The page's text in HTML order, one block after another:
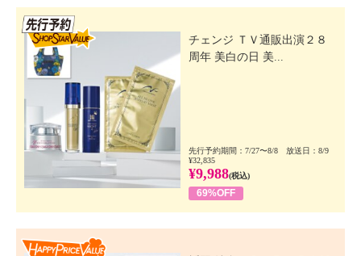
チェンジ ＴＶ通販出演２８
周年 美白の日 美...
先行予約期間：7/27〜8/8 放送日：8/9
¥32,835
¥9,988(税込)
69%OFF